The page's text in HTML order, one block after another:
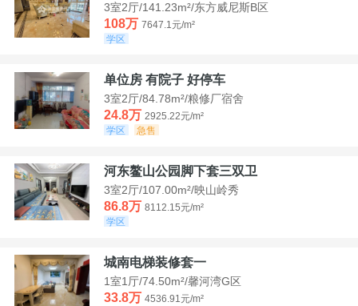
3室2厅/141.23m²/东方威尼斯B区
108万 7647.1元/m²
学区
单位房 有院子 好停车
3室2厅/84.78m²/粮修厂宿舍
24.8万 2925.22元/m²
学区
急售
河东鳌山公园脚下套三双卫
3室2厅/107.00m²/映山岭秀
86.8万 8112.15元/m²
学区
城南电梯装修套一
1室1厅/74.50m²/馨河湾G区
33.8万 4536.91元/m²